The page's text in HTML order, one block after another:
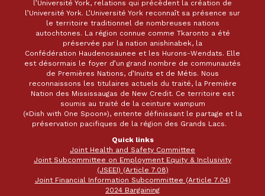
l’Université York, relations qui précèdent la création de
l’Université York. L’Université York reconnaît sa présence sur
le territoire traditionnel de nombreuses nations
autochtones. La région connue comme Tkaronto a été
préservée par la nation anishinabek, la
Confédération Haudenosaunee et les Hurons-Wendats. Elle
est désormais le foyer d’un grand nombre de communautés
de Premières Nations, d’Inuits et de Métis. Nous
reconnaissons les titulaires actuels du traité, la Première
Nation des Mississaugas de New Credit. Ce territoire est
soumis au traité de la ceinture wampum
(«Dish with One Spoon»), entente définissant le partage et la
préservation pacifiques de la région des Grands Lacs.
Quick links
Joint Health and Safety Committee
Joint Subcommittee on Employment Equity & Inclusivity
(JSEEI) (Article 7.08)
Joint Financial Information Subcommittee (Article 7.04)
2024 Bargaining